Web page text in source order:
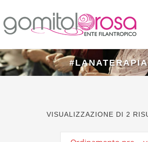
#LANATERAPIA
VISUALIZZAZIONE DI 2